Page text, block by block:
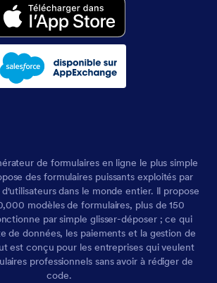
de formulaires en ligne le plus simple
des formulaires puissants exploités par
dans le monde entier. Il propose
modèles de formulaires, plus de 150
par simple glisser-déposer ; ce qui
de données, les paiements et la gestion de
est conçu pour les entreprises qui veulent
professionnels sans avoir à rédiger de
code.